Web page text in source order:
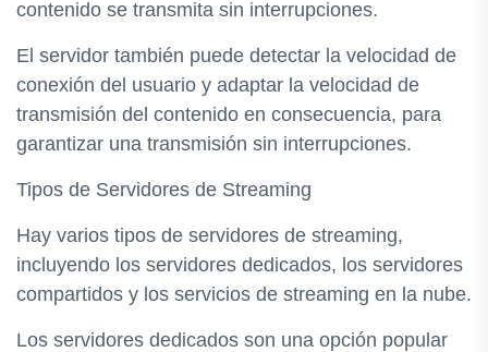
contenido se transmita sin interrupciones.
El servidor también puede detectar la velocidad de
conexión del usuario y adaptar la velocidad de
transmisión del contenido en consecuencia, para
garantizar una transmisión sin interrupciones.
Tipos de Servidores de Streaming
Hay varios tipos de servidores de streaming,
incluyendo los servidores dedicados, los servidores
compartidos y los servicios de streaming en la nube.
Los servidores dedicados son una opción popular